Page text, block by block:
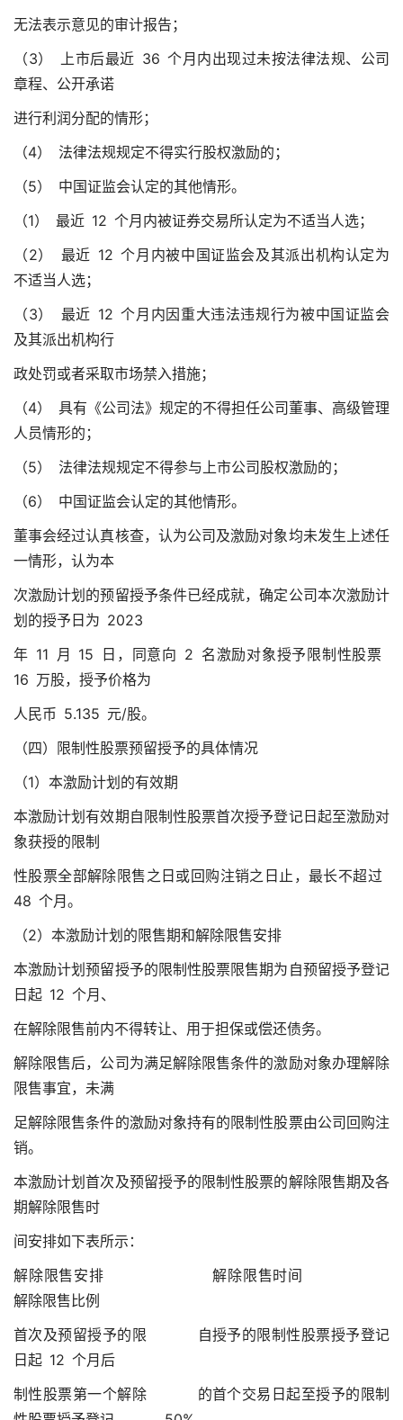
无法表示意见的审计报告；
（3） 上市后最近 36 个月内出现过未按法律法规、公司
章程、公开承诺
进行利润分配的情形；
（4） 法律法规规定不得实行股权激励的；
（5） 中国证监会认定的其他情形。
（1） 最近 12 个月内被证券交易所认定为不适当人选；
（2） 最近 12 个月内被中国证监会及其派出机构认定为
不适当人选；
（3） 最近 12 个月内因重大违法违规行为被中国证监会
及其派出机构行
政处罚或者采取市场禁入措施；
（4） 具有《公司法》规定的不得担任公司董事、高级管理
人员情形的；
（5） 法律法规规定不得参与上市公司股权激励的；
（6） 中国证监会认定的其他情形。
董事会经过认真核查，认为公司及激励对象均未发生上述任
一情形，认为本
次激励计划的预留授予条件已经成就，确定公司本次激励计
划的授予日为 2023
年 11 月 15 日，同意向 2 名激励对象授予限制性股票
16 万股，授予价格为
人民币 5.135 元/股。
（四）限制性股票预留授予的具体情况
（1）本激励计划的有效期
本激励计划有效期自限制性股票首次授予登记日起至激励对
象获授的限制
性股票全部解除限售之日或回购注销之日止，最长不超过
48 个月。
（2）本激励计划的限售期和解除限售安排
本激励计划预留授予的限制性股票限售期为自预留授予登记
日起 12 个月、
在解除限售前内不得转让、用于担保或偿还债务。
解除限售后，公司为满足解除限售条件的激励对象办理解除
限售事宜，未满
足解除限售条件的激励对象持有的限制性股票由公司回购注
销。
本激励计划首次及预留授予的限制性股票的解除限售期及各
期解除限售时
间安排如下表所示：
解除限售安排 解除限售时间
解除限售比例
首次及预留授予的限 自授予的限制性股票授予登记
日起 12 个月后
制性股票第一个解除 的首个交易日起至授予的限制